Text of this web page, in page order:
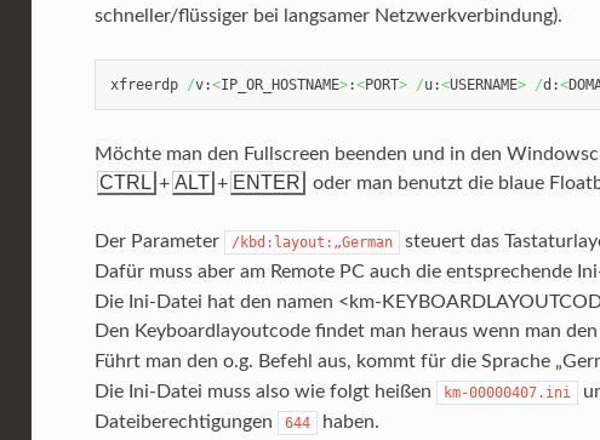
schneller/flüssiger bei langsamer Netzwerkverbindung).
xfreerdp /v:<IP_OR_HOSTNAME>:<PORT> /u:<USERNAME> /d:<
Möchte man den Fullscreen beenden und in den
CTRL + ALT + ENTER oder man benutzt die blaue
Der Parameter /kbd:layout:„German
steuert das
Dafür muss aber am Remote PC auch die entsprechende
Die Ini-Datei hat den namen <km-
Den Keyboardlayoutcode findet man heraus wenn man den
Führt man den o.g. Befehl aus, kommt für die Sprache
Die Ini-Datei muss also wie folgt heißen
km-00000407.ini
Dateiberechtigungen
644 haben.